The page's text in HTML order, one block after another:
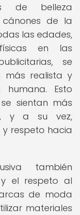
de belleza
de la
las edades,
en las
se
más realista y
Esto
sientan más
y a su vez,
respeto hacia
también
el respeto al
de moda
materiales